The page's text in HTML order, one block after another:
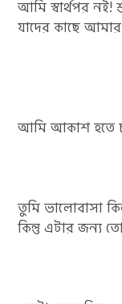
আমি স্বার্থপর নই!
যাদের কাছে
আমি আকাশ হতে
তুমি ভালোবাসা
কিন্তু এটার জন্য